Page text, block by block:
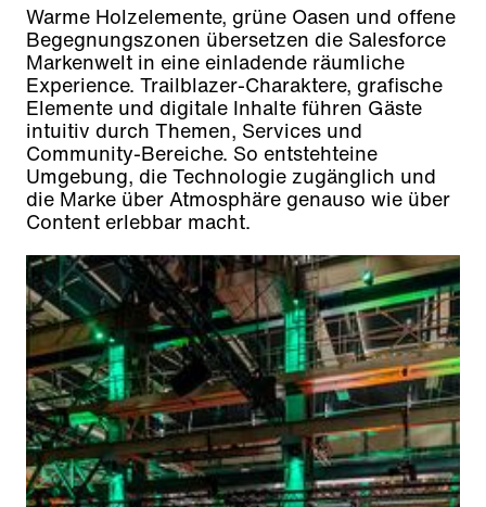
Warme Holzelemente, grüne Oasen und offene
Begegnungszonen übersetzen die Salesforce
Markenwelt in eine einladende räumliche
Experience. Trailblazer-Charaktere, grafische
Elemente und digitale Inhalte führen Gäste
intuitiv durch Themen, Services und
Community-Bereiche. So entstehteine
Umgebung, die Technologie zugänglich und
die Marke über Atmosphäre genauso wie über
Content erlebbar macht.